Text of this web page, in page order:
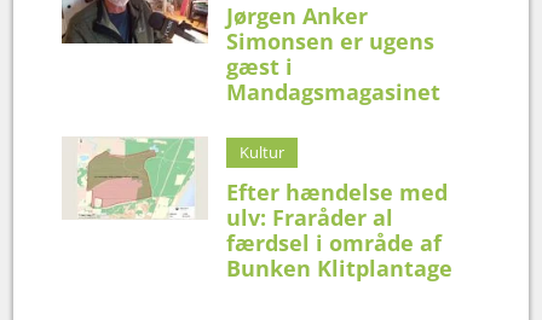
Jørgen Anker
Simonsen er ugens
gæst i
Mandagsmagasinet
Kultur
Efter hændelse med
ulv: Fraråder al
færdsel i område af
Bunken Klitplantage